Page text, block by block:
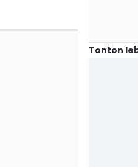
Tonton